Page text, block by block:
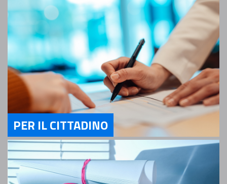
Servizi Per il Cittadino
PER IL CITTADINO